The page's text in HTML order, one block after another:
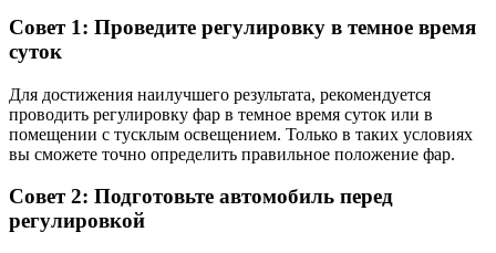
Совет 1: Проведите регулировку в темное время
суток
Для достижения наилучшего результата, рекомендуется
проводить регулировку фар в темное время суток или в
помещении с тусклым освещением. Только в таких условиях
вы сможете точно определить правильное положение фар.
Совет 2: Подготовьте автомобиль перед
регулировкой